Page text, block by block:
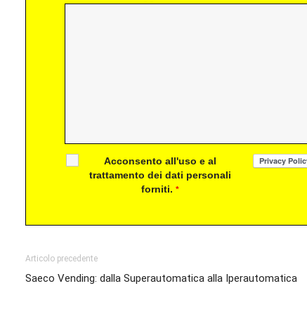
Acconsento all'uso e al
trattamento dei dati personali
forniti.*
Articolo precedente
Saeco Vending: dalla Superautomatica alla Iperautomatica